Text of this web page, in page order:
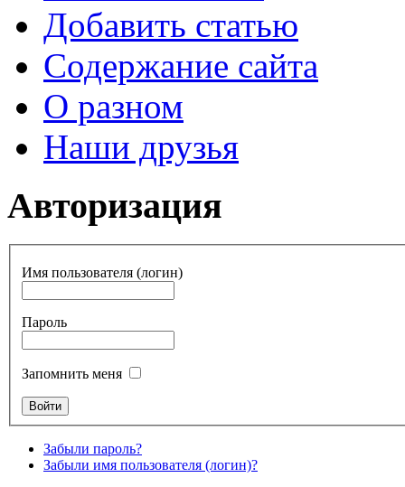
Добавить статью
Содержание сайта
О разном
Наши друзья
Авторизация
Имя пользователя (логин)
Пароль
Запомнить меня
Забыли пароль?
Забыли имя пользователя (логин)?